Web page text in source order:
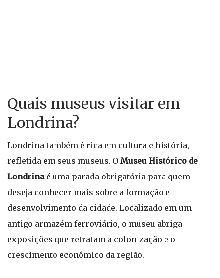
Quais museus visitar em
Londrina?
Londrina também é rica em cultura e história,
refletida em seus museus. O Museu Histórico de
Londrinaé uma parada obrigatória para quem
deseja conhecer mais sobre a formação e
desenvolvimento da cidade. Localizado em um
antigo armazém ferroviário, o museu abriga
exposições que retratam a colonização e o
crescimento econômico da região.